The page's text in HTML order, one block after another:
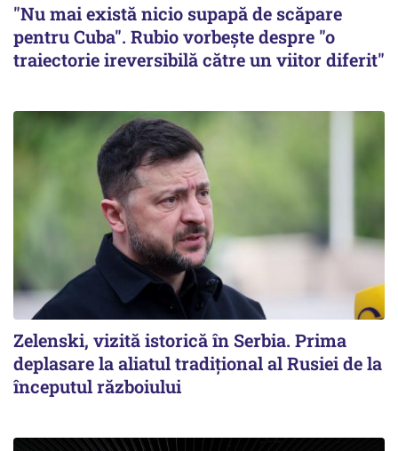
"Nu mai există nicio supapă de scăpare
pentru Cuba". Rubio vorbește despre "o
traiectorie ireversibilă către un viitor diferit"
Zelenski, vizită istorică în Serbia. Prima
deplasare la aliatul tradițional al Rusiei de la
începutul războiului